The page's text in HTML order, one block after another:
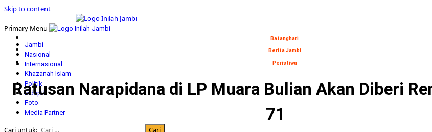
Skip to content
Primary Menu
Jambi
Nasional
Internasional
Khazanah Islam
Politik
Indepth
Foto
Media Partner
Cari untuk:
Batanghari
Berita Jambi
Peristiwa
Ratusan Narapidana di LP Muara Bulian Akan Diberi
71